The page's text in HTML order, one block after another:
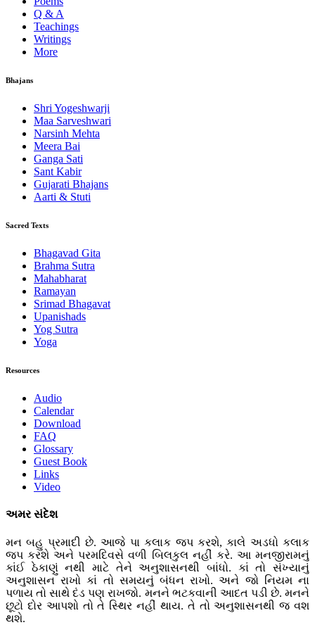
Q & A
Teachings
Writings
More
Bhajans
Shri Yogeshwarji
Maa Sarveshwari
Narsinh Mehta
Meera Bai
Ganga Sati
Sant Kabir
Gujarati Bhajans
Aarti & Stuti
Sacred Texts
Bhagavad Gita
Brahma Sutra
Mahabharat
Ramayan
Srimad Bhagavat
Upanishads
Yog Sutra
Yoga
Resources
Audio
Calendar
Download
FAQ
Glossary
Guest Book
Links
Video
અમર સંદેશ
મન બહુ પ્રમાદી છે. આજે પા કલાક જપ કરશે, કાલે અડધો કલાક
જપ કરશે અને પરમદિવસે વળી બિલકુલ નહીં કરે. આ મનજીરામનું
કાંઈ ઠેકાણું નથી માટે તેને અનુશાસનથી બાંધો. કાં તો સંખ્યાનું
અનુશાસન રાખો કાં તો સમયનું બંધન રાખો. અને જો નિયમ ના
પળાય તો સાથે દંડ પણ રાખજો. મનને ભટકવાની આદત પડી છે. મનને
છૂટો દોર આપશો તો તે સ્થિર નહીં થાય. તે તો અનુશાસનથી જ વશ
થશે.